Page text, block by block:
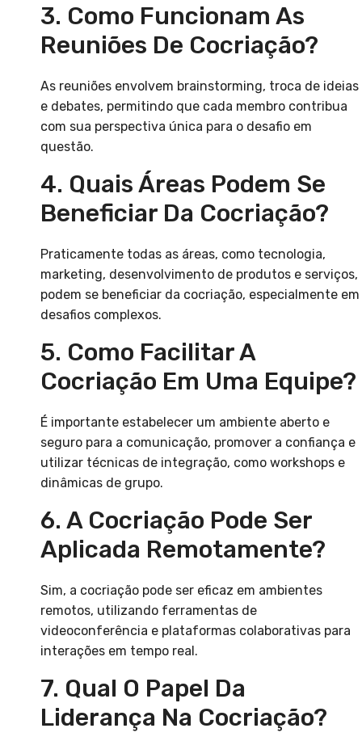
3. Como Funcionam As
Reuniões De Cocriação?
As reuniões envolvem brainstorming, troca de ideias
e debates, permitindo que cada membro contribua
com sua perspectiva única para o desafio em
questão.
4. Quais Áreas Podem Se
Beneficiar Da Cocriação?
Praticamente todas as áreas, como tecnologia,
marketing, desenvolvimento de produtos e serviços,
podem se beneficiar da cocriação, especialmente em
desafios complexos.
5. Como Facilitar A
Cocriação Em Uma Equipe?
É importante estabelecer um ambiente aberto e
seguro para a comunicação, promover a confiança e
utilizar técnicas de integração, como workshops e
dinâmicas de grupo.
6. A Cocriação Pode Ser
Aplicada Remotamente?
Sim, a cocriação pode ser eficaz em ambientes
remotos, utilizando ferramentas de
videoconferência e plataformas colaborativas para
interações em tempo real.
7. Qual O Papel Da
Liderança Na Cocriação?